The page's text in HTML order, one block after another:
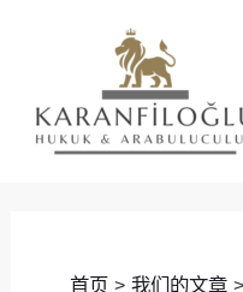
首页 我们的文章